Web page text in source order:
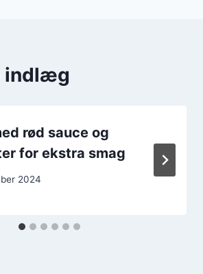
indlæg
rød sauce og
for ekstra smag
2024